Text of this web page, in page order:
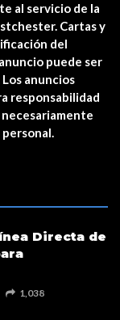
al servicio de la
Cartas y
del
puede ser
anuncios
responsabilidad
Directa de
1,038